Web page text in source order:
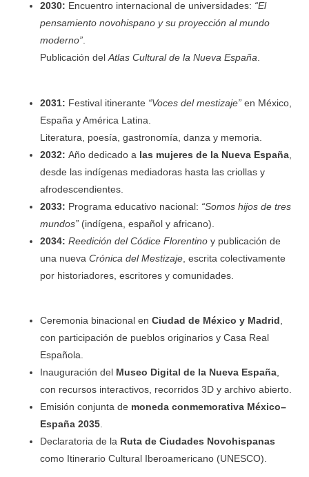
2030: Encuentro internacional de universidades: “El
pensamiento novohispano y su proyección al mundo
moderno”.
Publicación delAtlas Cultural de la Nueva España.
2031: Festival itinerante “Voces del mestizaje” en México,
España y América Latina.
Literatura, poesía, gastronomía, danza y memoria.
2032: Año dedicado a las mujeres de la Nueva España
desde las indígenas mediadoras hasta las criollas y
afrodescendientes.
2033: Programa educativo nacional: “Somos hijos de tres
mundos” (indígena, español y africano).
2034: Reedición del Códice Florentino y publicación de
una nuevaCrónica del Mestizaje , escrita colectivamente
por historiadores, escritores y comunidades.
Ceremonia binacional enCiudad de México y Madrid ,
con participación de pueblos originarios y Casa Real
Española.
Inauguración del Museo Digital de la Nueva España,
con recursos interactivos, recorridos 3D y archivo abierto.
Emisión conjunta de moneda conmemorativa México–
España 2035.
Declaratoria de la Ruta de Ciudades Novohispanas
como Itinerario Cultural Iberoamericano (UNESCO).